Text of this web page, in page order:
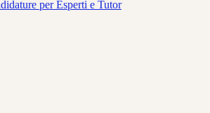
per Esperti e Tutor